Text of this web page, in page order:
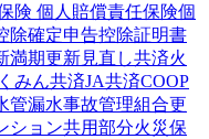
険 個人賠償責任保険個
除確定申告控除証明書
満期更新見直し共済火
みん共済JA共済COOP
管漏水事故管理組合更
ション共用部分火災保